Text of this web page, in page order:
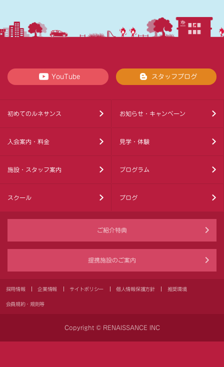
YouTube スタッフブログ
初めてのルネサンス お知らせ・キャンペーン
入会案内・料金 見学・体験
施設・スタッフ案内 プログラム
スクール ブログ
ご紹介特典
提携施設のご案内
採用情報 企業情報 サイトポリシー 個人情報保護方針 推奨環境
会員規約・規則等
Copyright © RENAISSANCE INC